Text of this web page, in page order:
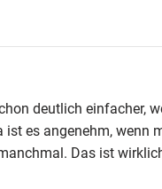
deutlich einfacher,
es angenehm, wenn
Das ist